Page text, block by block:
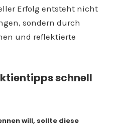
Erfolg entsteht nicht
sondern durch
und reflektierte
schnell
will, sollte diese